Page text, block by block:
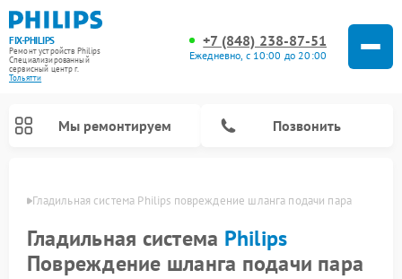
FIX-PHILIPS
Ремонт устройств Philips
Специализированный
cервисный центр г.
Тольятти
+7 (848) 238-87-51
Ежедневно, с 10:00 до 20:00
Мы ремонтируем Позвонить
Гладильная система Philips повреждение шланга подачи пара
Гладильная система Philips
Повреждение шланга подачи пара